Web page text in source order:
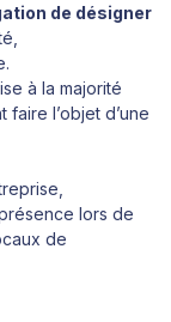
de désigner
à la majorité
l’objet d’une
lors de
de